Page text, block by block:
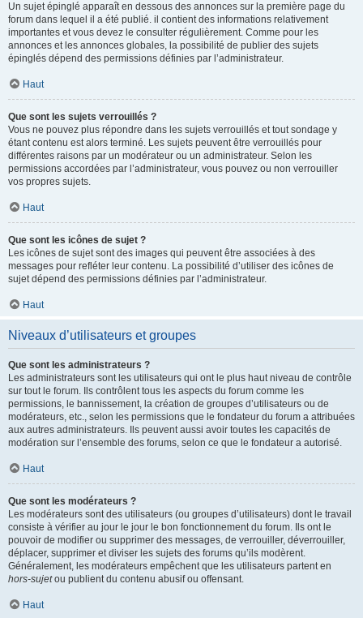
Un sujet épinglé apparaît en dessous des annonces sur la première page du
forum dans lequel il a été publié. il contient des informations relativement
importantes et vous devez le consulter régulièrement. Comme pour les
annonces et les annonces globales, la possibilité de publier des sujets
épinglés dépend des permissions définies par l’administrateur.
Haut
Que sont les sujets verrouillés ?
Vous ne pouvez plus répondre dans les sujets verrouillés et tout sondage y
étant contenu est alors terminé. Les sujets peuvent être verrouillés pour
différentes raisons par un modérateur ou un administrateur. Selon les
permissions accordées par l’administrateur, vous pouvez ou non verrouiller
vos propres sujets.
Haut
Que sont les icônes de sujet ?
Les icônes de sujet sont des images qui peuvent être associées à des
messages pour refléter leur contenu. La possibilité d’utiliser des icônes de
sujet dépend des permissions définies par l’administrateur.
Haut
Niveaux d’utilisateurs et groupes
Que sont les administrateurs ?
Les administrateurs sont les utilisateurs qui ont le plus haut niveau de contrôle
sur tout le forum. Ils contrôlent tous les aspects du forum comme les
permissions, le bannissement, la création de groupes d’utilisateurs ou de
modérateurs, etc., selon les permissions que le fondateur du forum a attribuées
aux autres administrateurs. Ils peuvent aussi avoir toutes les capacités de
modération sur l’ensemble des forums, selon ce que le fondateur a autorisé.
Haut
Que sont les modérateurs ?
Les modérateurs sont des utilisateurs (ou groupes d’utilisateurs) dont le travail
consiste à vérifier au jour le jour le bon fonctionnement du forum. Ils ont le
pouvoir de modifier ou supprimer des messages, de verrouiller, déverrouiller,
déplacer, supprimer et diviser les sujets des forums qu’ils modèrent.
Généralement, les modérateurs empêchent que les utilisateurs partent en
hors-sujetou publient du contenu abusif ou offensant.
Haut